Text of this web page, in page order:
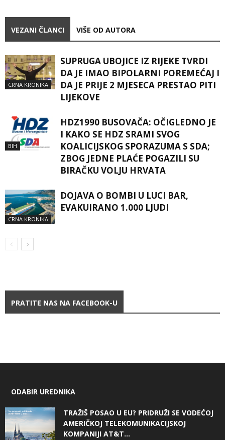
VEZANI ČLANCI VIŠE OD AUTORA
CRNA KRONIKA
SUPRUGA UBOJICE IZ RIJEKE TVRDI
DA JE IMAO BIPOLARNI POREMEĆAJ I
DA JE PRIJE 2 MJESECA PRESTAO PITI
LIJEKOVE
BIH
HDZ1990 BUSOVAČA: OČIGLEDNO JE
I KAKO SE HDZ SRAMI SVOG
KOALICIJSKOG SPORAZUMA S SDA;
ZBOG JEDNE PLAĆE POGAZILI SU
BIRAČKU VOLJU HRVATA
CRNA KRONIKA
DOJAVA O BOMBI U LUCI BAR,
EVAKUIRANO 1.000 LJUDI
PRATITE NAS NA FACEBOOK-U
ODABIR UREDNIKA
TRAŽIŠ POSAO U EU? PRIDRUŽI SE VODEĆOJ
AMERIČKOJ TELEKOMUNIKACIJSKOJ
KOMPANIJI AT&T...